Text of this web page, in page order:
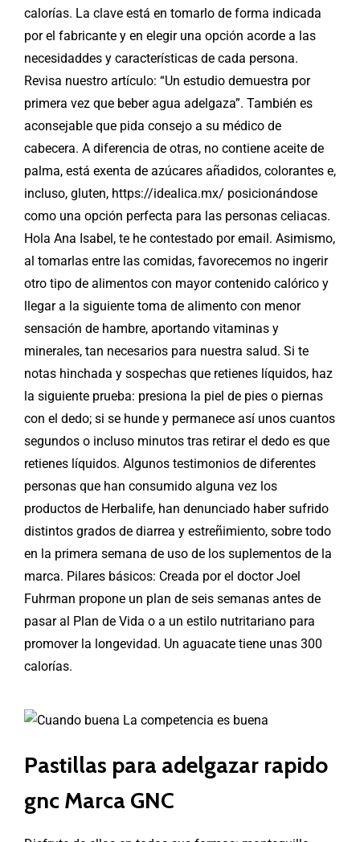
calorías. La clave está en tomarlo de forma indicada
por el fabricante y en elegir una opción acorde a las
necesidaddes y características de cada persona.
Revisa nuestro artículo: “Un estudio demuestra por
primera vez que beber agua adelgaza”. También es
aconsejable que pida consejo a su médico de
cabecera. A diferencia de otras, no contiene aceite de
palma, está exenta de azúcares añadidos, colorantes e,
incluso, gluten, https://idealica.mx/ posicionándose
como una opción perfecta para las personas celiacas.
Hola Ana Isabel, te he contestado por email. Asimismo,
al tomarlas entre las comidas, favorecemos no ingerir
otro tipo de alimentos con mayor contenido calórico y
llegar a la siguiente toma de alimento con menor
sensación de hambre, aportando vitaminas y
minerales, tan necesarios para nuestra salud. Si te
notas hinchada y sospechas que retienes líquidos, haz
la siguiente prueba: presiona la piel de pies o piernas
con el dedo; si se hunde y permanece así unos cuantos
segundos o incluso minutos tras retirar el dedo es que
retienes líquidos. Algunos testimonios de diferentes
personas que han consumido alguna vez los
productos de Herbalife, han denunciado haber sufrido
distintos grados de diarrea y estreñimiento, sobre todo
en la primera semana de uso de los suplementos de la
marca. Pilares básicos: Creada por el doctor Joel
Fuhrman propone un plan de seis semanas antes de
pasar al Plan de Vida o a un estilo nutritariano para
promover la longevidad. Un aguacate tiene unas 300
calorías.
Pastillas para adelgazar rapido
gnc Marca GNC